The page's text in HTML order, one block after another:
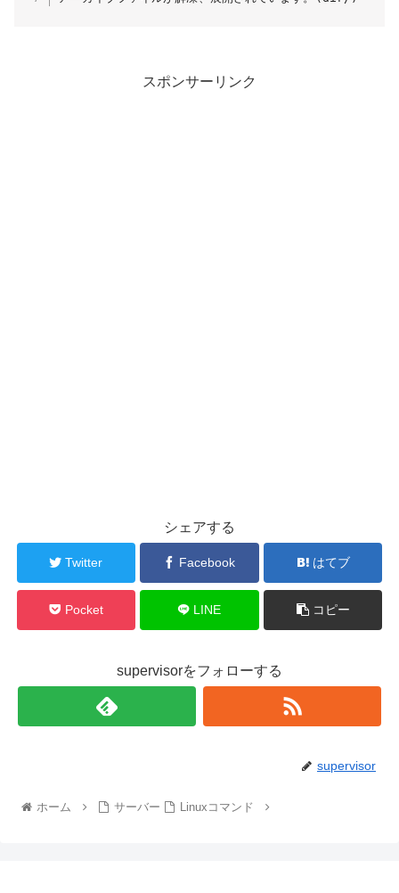
スポンサーリンク
シェアする
Twitter Facebook はてブ
Pocket LINE コピー
supervisorをフォローする
supervisor
ホーム サーバー Linuxコマンド